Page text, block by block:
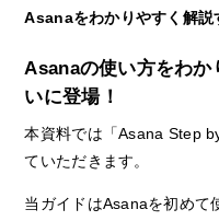
Asanaをわかりやすく解説
Asanaの使い方をわか
いに登場！
本資料では「Asana Step
ていただきます。
当ガイドはAsanaを初めて